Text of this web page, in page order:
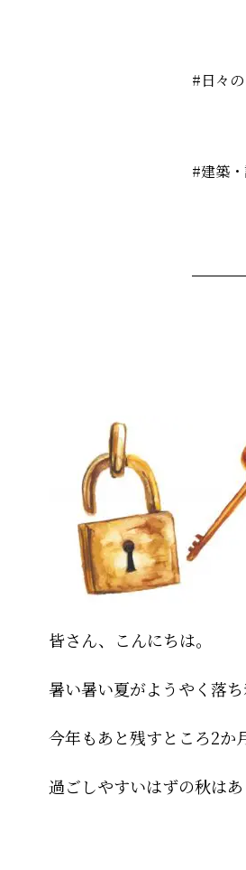
#日々
#建築
皆さん、こんにちは。
暑い暑い夏がようやく落
今年もあと残すところ2か
過ごしやすいはずの秋は